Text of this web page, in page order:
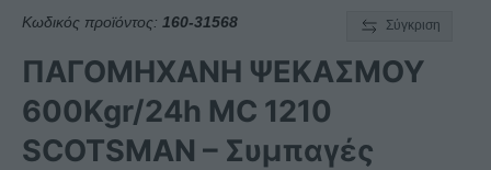
Κωδικός προϊόντος: 160-31568 Σύγκριση
ΠΑΓΟΜΗΧΑΝΗ ΨΕΚΑΣΜΟΥ
600Kgr/24h MC 1210
SCOTSMAN – Συμπαγές